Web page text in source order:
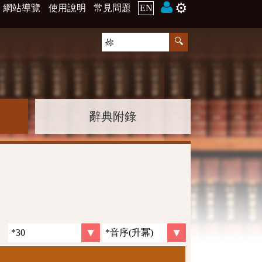
網站導覽 使用說明 常見問題 EN ⚙️
辭典附錄